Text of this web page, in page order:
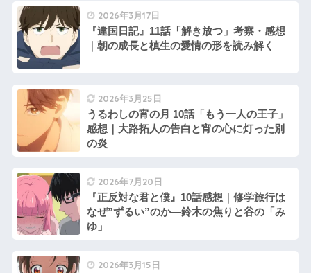
2026年3月17日
『違国日記』11話「解き放つ」考察・感想
｜朝の成長と槙生の愛情の形を読み解く
2026年3月25日
うるわしの宵の月 10話「もう一人の王子」
感想｜大路拓人の告白と宵の心に灯った別
の炎
2026年7月20日
『正反対な君と僕』10話感想｜修学旅行は
なぜ”ずるい”のか—鈴木の焦りと谷の「み
ゆ」
2026年3月15日